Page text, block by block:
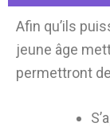
Afin qu’ils
jeune âge
permettront